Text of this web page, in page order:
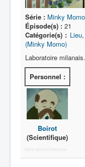
Série : Minky Momo
Épisode(s) : 21
Catégorie(s) : Lieu,
(Minky Momo)
Laboratoire milanais.
Personnel :
Boirot
(Scientifique)
More Joomla Extensions